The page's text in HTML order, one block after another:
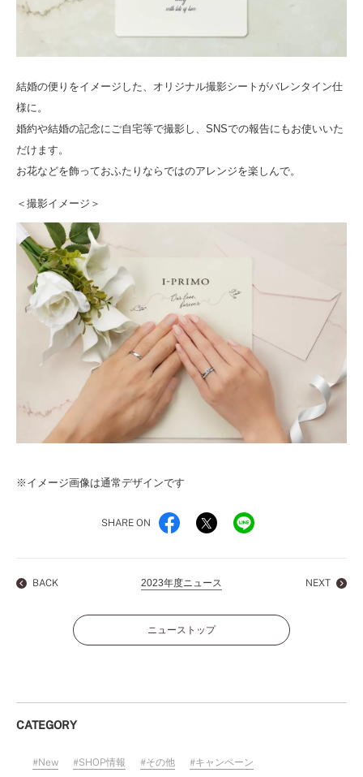
結婚の便りをイメージした、オリジナル撮影シートがバレンタイン仕
様に。
婚約や結婚の記念にご自宅等で撮影し、SNSでの報告にもお使いいた
だけます。
お花などを飾っておふたりならではのアレンジを楽しんで。
＜撮影イメージ＞
※イメージ画像は通常デザインです
SHARE ON
BACK 2023年度ニュース NEXT
ニューストップ
CATEGORY
New SHOP情報 その他 キャンペーン